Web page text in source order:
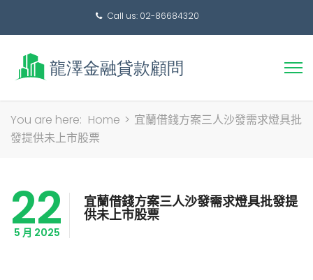
Call us: 02-86684320
搜
You are here: Home > 宜蘭借錢方案三人沙發需求燈具批
發提供未上市股票
22
5 月 2025
宜蘭借錢方案三人沙發需求燈具批發提
供未上市股票